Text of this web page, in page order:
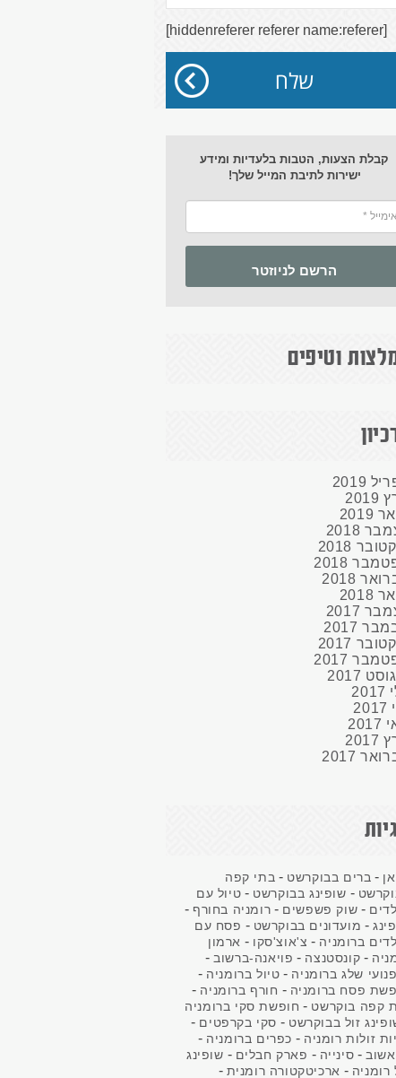
[hiddenreferer referer name:referer]
קבלת הצעות, הטבות בלעדיות ומידע
ישירות לתיבת המייל שלך!
הרשם לניוזטר
וטיפים
2018
2018
2017
2017
2017
- ברים בבוקרשט - בתי קפה
- שופינג בבוקרשט - טיול עם
- שוק פשפשים - רומניה בחורף -
- מועדונים בבוקרשט - פסח עם
ברומניה - צ'אוצ'סקו - ארמון
- קונסטנצה - פויאנה-ברשוב -
שלג ברומניה - טיול ברומניה -
פסח ברומניה - חורף ברומניה -
קפה בוקרשט - חופשת סקי ברומניה
זול בבוקרשט - סקי בקרפטים -
זולות רומניה - כפרים ברומניה -
- סינייה - פארק חבלים - שופינג
רומניה - ארכיטקטורה רומנית -